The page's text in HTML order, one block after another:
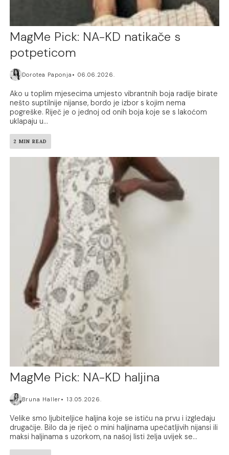
MagMe Pick: NA-KD natikače s
potpeticom
Dorotea Paponja 06.06.2026.
Ako u toplim mjesecima umjesto vibrantnih boja radije birate
nešto suptilnije nijanse, bordo je izbor s kojim nema
pogreške. Riječ je o jednoj od onih boja koje se s lakoćom
uklapaju u...
2 MIN READ
MagMe Pick: NA-KD haljina
Bruna Haller 13.05.2026.
Velike smo ljubiteljice haljina koje se ističu na prvu i izgledaju
drugačije. Bilo da je riječ o mini haljinama upečatljivih nijansi ili
maksi haljinama s uzorkom, na našoj listi želja uvijek se...